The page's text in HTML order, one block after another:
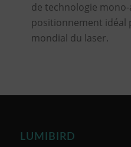
de technologie
positionnement idéal
mondial du laser.
LUMIBIRD